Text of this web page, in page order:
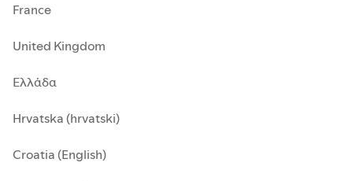
France
United Kingdom
Ελλάδα
Hrvatska (hrvatski)
Croatia (English)